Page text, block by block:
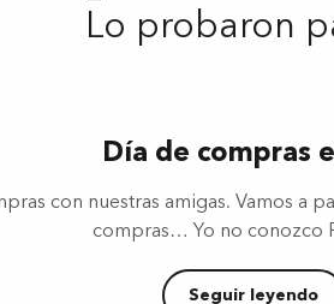
Lo probaron
Día de compras
con nuestras amigas. Vamos a
compras… Yo no conozco
Seguir leyendo